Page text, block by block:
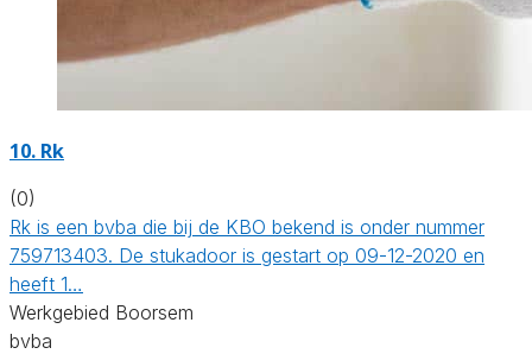
10. Rk
(0)
Rk is een bvba die bij de KBO bekend is onder nummer
759713403. De stukadoor is gestart op 09-12-2020 en
heeft 1…
Werkgebied Boorsem
bvba